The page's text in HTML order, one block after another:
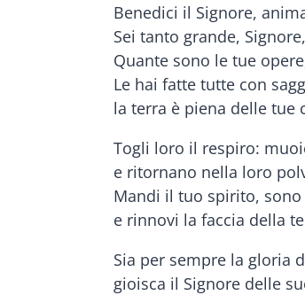
Benedici il Signore,
Sei tanto grande,
Quante sono le tue
Le hai fatte tutte con
la terra è piena delle tue
Togli loro il respiro:
e ritornano nella loro
Mandi il tuo spirito, sono
e rinnovi la faccia della
Sia per sempre la gloria
gioisca il Signore delle